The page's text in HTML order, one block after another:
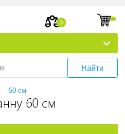
0
Найти
60 см
60 см